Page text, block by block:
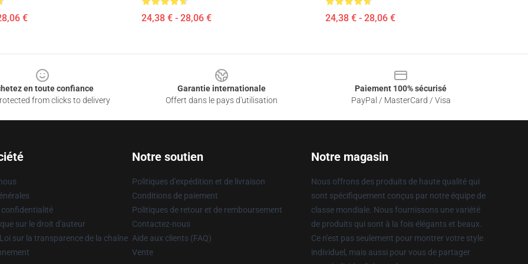
€ 24,38 € - 28,06 € 24,38 € - 28,06 €
en toute confiance
from clicks to delivery
Garantie internationale
Offert dans le pays d'utilisation
Paiement 100% sécurisé
PayPal / MasterCard / Visa
confidentialité
sur le droit d'auteur
sur la transparence de la chaîne
Notre soutien
Politiques d'expédition et de livraison
Conditions de paiement
Politiques de retour et de remboursement
Contactez-nous
Aide aux clients (FAQ)
Vente
Notre magasin
Nous offrons des produits de haute qualité qui
sont spécifiquement conçus par notre équipe de
classe mondiale. Nous fournissons une variété
de produits qui sont à la fois élégants et beaux.
Ce n'est pas seulement pour montrer votre style
individuel, mais aussi pour vous de partager